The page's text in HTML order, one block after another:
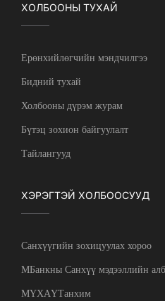
ХОЛБООНЫ ТУХАЙ
Ерөнхийлөгчийн мэндчилгээ
Бидний тухай
Холбооны дүрэм журам
Бүтэц зохион байгуулалт
Тайлангууд
ХЭРЭГТЭЙ ХОЛБООСУУД
Санхүүгийн зохицуулах хороо
МБанкны Санхүү мэдээллийн
МҮХАҮТанхим